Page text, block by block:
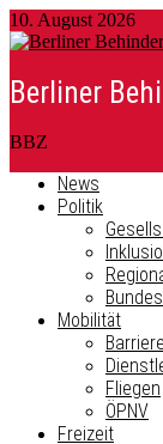
10. August 2026
Berliner
BBZ
News
Politik
Mobilität
Fliegen
ÖPNV
Freizeit